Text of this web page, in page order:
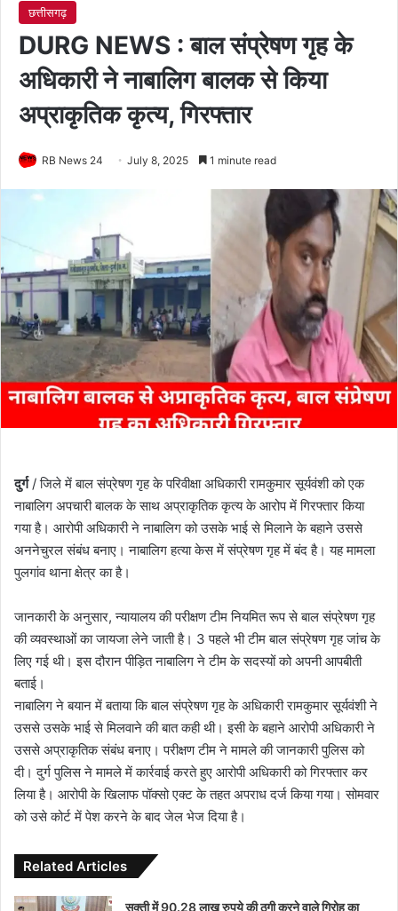
छत्तीसगढ़
DURG NEWS : बाल संप्रेषण गृह के
अधिकारी ने नाबालिग बालक से किया
अप्राकृतिक कृत्य, गिरफ्तार
RB News 24 July 8, 2025 1 minute read
दुर्ग/ जिले में बाल संप्रेषण गृह के परिवीक्षा अधिकारी रामकुमार सूर्यवंशी को एक
नाबालिग अपचारी बालक के साथ अप्राकृतिक कृत्य के आरोप में गिरफ्तार किया
गया है। आरोपी अधिकारी ने नाबालिग को उसके भाई से मिलाने के बहाने उससे
अननेचुरल संबंध बनाए। नाबालिग हत्या केस में संप्रेषण गृह में बंद है। यह मामला
पुलगांव थाना क्षेत्र का है।
जानकारी के अनुसार, न्यायालय की परीक्षण टीम नियमित रूप से बाल संप्रेषण गृह
की व्यवस्थाओं का जायजा लेने जाती है। 3 पहले भी टीम बाल संप्रेषण गृह जांच के
लिए गई थी। इस दौरान पीड़ित नाबालिग ने टीम के सदस्यों को अपनी आपबीती
बताई।
नाबालिग ने बयान में बताया कि बाल संप्रेषण गृह के अधिकारी रामकुमार सूर्यवंशी ने
उससे उसके भाई से मिलवाने की बात कही थी। इसी के बहाने आरोपी अधिकारी ने
उससे अप्राकृतिक संबंध बनाए। परीक्षण टीम ने मामले की जानकारी पुलिस को
दी। दुर्ग पुलिस ने मामले में कार्रवाई करते हुए आरोपी अधिकारी को गिरफ्तार कर
लिया है। आरोपी के खिलाफ पॉक्सो एक्ट के तहत अपराध दर्ज किया गया। सोमवार
को उसे कोर्ट में पेश करने के बाद जेल भेज दिया है।
Related Articles
सक्ती में 90.28 लाख रुपये की ठगी करने वाले गिरोह का